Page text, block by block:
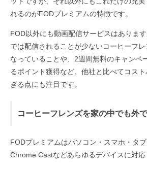
れるのがFODプレミアムの特徴です。
FOD以外にも動画配信サービスはありま
では配信されることが少ないコーヒーフ
なっていることや、2週間無料のキャンペ
るポイント獲得など、他社と比べてコス
ぎる点にも注目です。
コーヒーフレンズを家の中でも外
FODプレミアムはパソコン・スマホ・タ
Chrome Castなどあらゆるデバイスに対応